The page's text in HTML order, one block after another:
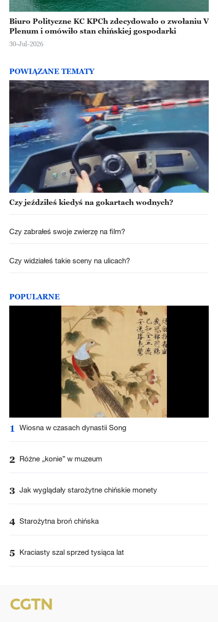
Biuro Polityczne KC KPCh zdecydowało o zwołaniu V
Plenum i omówiło stan chińskiej gospodarki
30-Jul-2026
POWIĄZANE TEMATY
Czy jeździłeś kiedyś na gokartach wodnych?
Czy zabrałeś swoje zwierzę na film?
Czy widziałeś takie sceny na ulicach?
POPULARNE
1 Wiosna w czasach dynastii Song
2 Różne „konie” w muzeum
3 Jak wyglądały starożytne chińskie monety
4 Starożytna broń chińska
5 Kraciasty szal sprzed tysiąca lat